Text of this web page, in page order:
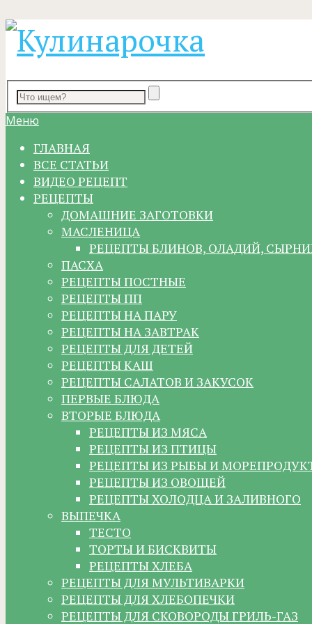
Меню
ГЛАВНАЯ
ВСЕ СТАТЬИ
ВИДЕО РЕЦЕПТ
РЕЦЕПТЫ
ДОМАШНИЕ ЗАГОТОВКИ
МАСЛЕНИЦА
РЕЦЕПТЫ БЛИНОВ, ОЛАДИЙ,
ПАСХА
РЕЦЕПТЫ ПОСТНЫЕ
РЕЦЕПТЫ ПП
РЕЦЕПТЫ НА ПАРУ
РЕЦЕПТЫ НА ЗАВТРАК
РЕЦЕПТЫ ДЛЯ ДЕТЕЙ
РЕЦЕПТЫ КАШ
РЕЦЕПТЫ САЛАТОВ И ЗАКУСОК
ПЕРВЫЕ БЛЮДА
ВТОРЫЕ БЛЮДА
РЕЦЕПТЫ ИЗ МЯСА
РЕЦЕПТЫ ИЗ ПТИЦЫ
РЕЦЕПТЫ ИЗ РЫБЫ И
РЕЦЕПТЫ ИЗ ОВОЩЕЙ
РЕЦЕПТЫ ХОЛОДЦА И ЗАЛИВНОГО
ВЫПЕЧКА
ТЕСТО
ТОРТЫ И БИСКВИТЫ
РЕЦЕПТЫ ХЛЕБА
РЕЦЕПТЫ ДЛЯ МУЛЬТИВАРКИ
РЕЦЕПТЫ ДЛЯ ХЛЕБОПЕЧКИ
РЕЦЕПТЫ ДЛЯ СКОВОРОДЫ ГРИЛЬ-ГАЗ